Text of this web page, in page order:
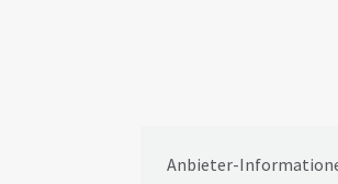
Anbieter-